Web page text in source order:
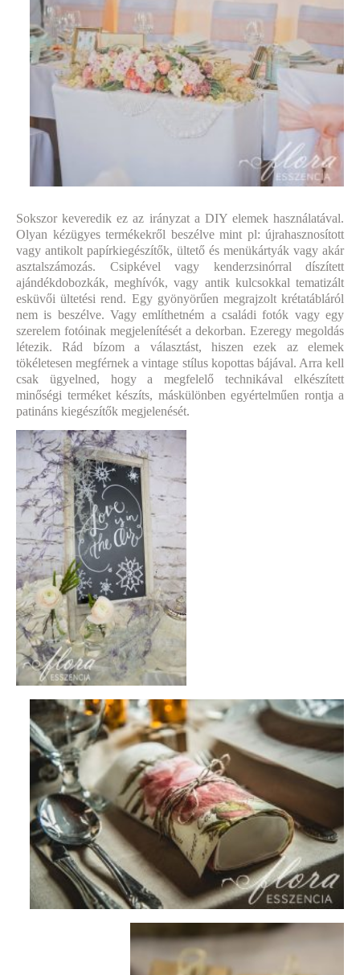
Sokszor keveredik ez az irányzat a DIY elemek használatával.
Olyan kézügyes termékekről beszélve mint pl: újrahasznosított
vagy antikolt papírkiegészítők, ültető és menükártyák vagy akár
asztalszámozás. Csipkével vagy kenderzsinórral díszített
ajándékdobozkák, meghívók, vagy antik kulcsokkal tematizált
esküvői ültetési rend. Egy gyönyörűen megrajzolt krétatábláról
nem is beszélve. Vagy említhetném a családi fotók vagy egy
szerelem fotóinak megjelenítését a dekorban. Ezeregy megoldás
létezik. Rád bízom a választást, hiszen ezek az elemek
tökéletesen megférnek a vintage stílus kopottas bájával. Arra kell
csak ügyelned, hogy a megfelelő technikával elkészített
minőségi terméket készíts, máskülönben egyértelműen rontja a
patináns kiegészítők megjelenését.